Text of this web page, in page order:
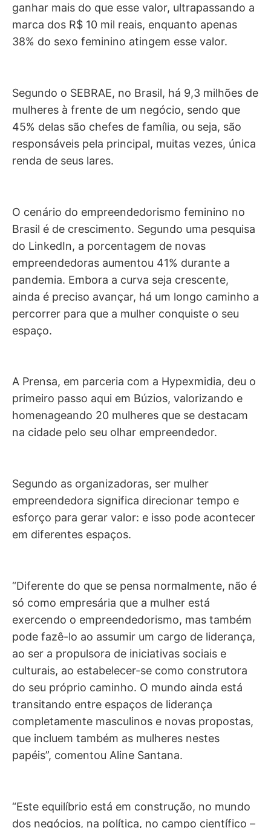
ganhar mais do que esse valor, ultrapassando a
marca dos R$ 10 mil reais, enquanto apenas
38% do sexo feminino atingem esse valor.
Segundo o SEBRAE, no Brasil, há 9,3 milhões de
mulheres à frente de um negócio, sendo que
45% delas são chefes de família, ou seja, são
responsáveis pela principal, muitas vezes, única
renda de seus lares.
O cenário do empreendedorismo feminino no
Brasil é de crescimento. Segundo uma pesquisa
do LinkedIn, a porcentagem de novas
empreendedoras aumentou 41% durante a
pandemia. Embora a curva seja crescente,
ainda é preciso avançar, há um longo caminho a
percorrer para que a mulher conquiste o seu
espaço.
A Prensa, em parceria com a Hypexmidia, deu o
primeiro passo aqui em Búzios, valorizando e
homenageando 20 mulheres que se destacam
na cidade pelo seu olhar empreendedor.
Segundo as organizadoras, ser mulher
empreendedora significa direcionar tempo e
esforço para gerar valor: e isso pode acontecer
em diferentes espaços.
“Diferente do que se pensa normalmente, não é
só como empresária que a mulher está
exercendo o empreendedorismo, mas também
pode fazê-lo ao assumir um cargo de liderança,
ao ser a propulsora de iniciativas sociais e
culturais, ao estabelecer-se como construtora
do seu próprio caminho. O mundo ainda está
transitando entre espaços de liderança
completamente masculinos e novas propostas,
que incluem também as mulheres nestes
papéis”, comentou Aline Santana.
“Este equilíbrio está em construção, no mundo
dos negócios, na política, no campo científico –